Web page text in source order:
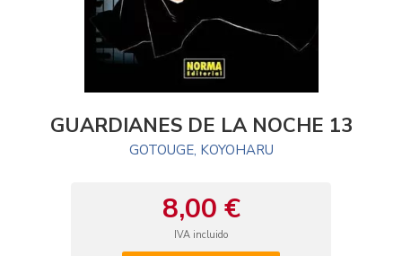
GUARDIANES DE LA NOCHE 13
GOTOUGE, KOYOHARU
8,00 €
IVA incluido